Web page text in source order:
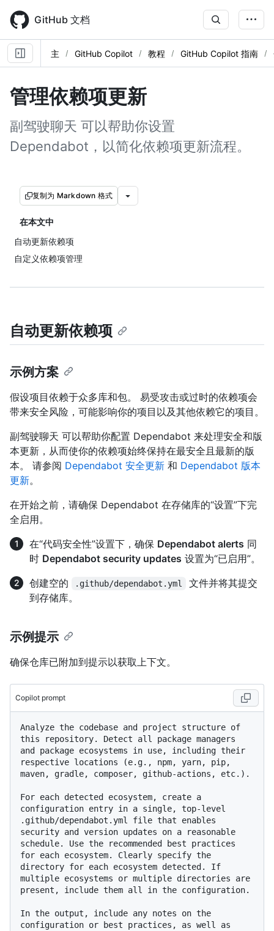
main
content
GitHub 文档
主 GitHub Copilot 教程 GitHub Copilot 指南
管理依赖项更新
副驾驶聊天 可以帮助你设置
Dependabot，以简化依赖项更新流程。
复制为 Markdown 格式
在本文中
自动更新依赖项
自定义依赖项管理
自动更新依赖项
示例方案
假设项目依赖于众多库和包。 易受攻击或过时的依赖项会
带来安全风险，可能影响你的项目以及其他依赖它的项目。
副驾驶聊天 可以帮助你配置 Dependabot 来处理安全和版
本更新，从而使你的依赖项始终保持在最安全且最新的版
本。 请参阅 Dependabot 安全更新 和 Dependabot 版本
更新。
在开始之前，请确保 Dependabot 在存储库的“设置”下完
全启用。
在“代码安全性”设置下，确保 Dependabot alerts 同
时 Dependabot security updates 设置为“已启用”。
创建空的
.github/dependabot.yml
文件并将其提交
到存储库。
示例提示
确保仓库已附加到提示以获取上下文。
Copilot prompt
Analyze the codebase and project structure of
this repository. Detect all package managers
and package ecosystems in use, including their
respective locations (e.g., npm, yarn, pip,
maven, gradle, composer, github-actions, etc.).
For each detected ecosystem, create a
configuration entry in a single, top-level
.github/dependabot.yml file that enables
security and version updates on a reasonable
schedule. Use the recommended best practices
for each ecosystem. Clearly specify the
directory for each ecosystem detected. If
multiple ecosystems or multiple directories are
present, include them all in the configuration.
In the output, include any notes on the
configuration or best practices, as well as